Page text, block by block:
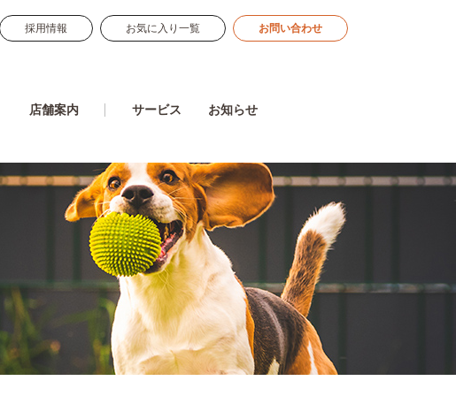
採用情報 お気に入り一覧 お問い合わせ
店舗案内 サービス お知らせ